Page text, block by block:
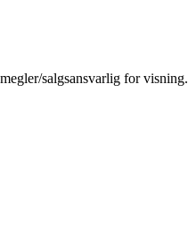
salgsansvarlig for visning.